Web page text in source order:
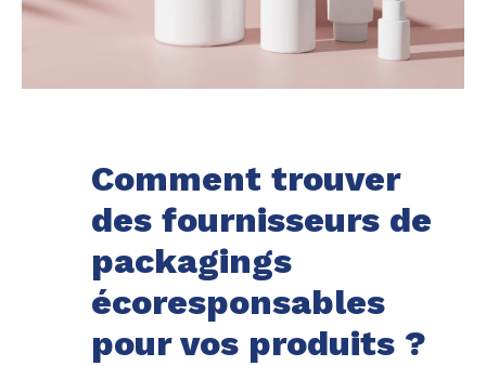
Comment trouver
des fournisseurs de
packagings
écoresponsables
pour vos produits ?